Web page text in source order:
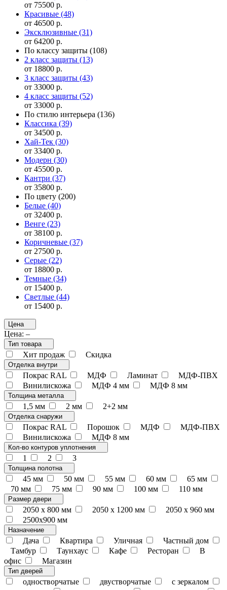
от 75500 р.
Красивые (48)
от 46500 р.
Эксклюзивные (31)
от 64200 р.
По классу защиты (108)
2 класс защиты (13)
от 18800 р.
3 класс защиты (43)
от 33000 р.
4 класс защиты (52)
от 33000 р.
По стилю интерьера (136)
Классика (39)
от 34500 р.
Хай-Тек (30)
от 33400 р.
Модерн (30)
от 45500 р.
Кантри (37)
от 35800 р.
По цвету (200)
Белые (40)
от 32400 р.
Венге (23)
от 38100 р.
Коричневые (37)
от 27500 р.
Серые (22)
от 18800 р.
Темные (34)
от 15400 р.
Светлые (44)
от 15400 р.
Цена
Цена: –
Тип товара
Хит продаж Скидка
Отделка внутри
Покрас RAL МДФ Ламинат
МДФ-ПВХ
Винилискожа
МДФ 4 мм МДФ 8 мм
Толщина металла
1,5 мм 2 мм 2+2 мм
Отделка снаружи
Покрас RAL Порошок МДФ
МДФ-ПВХ
Винилискожа
МДФ 8 мм
Кол-во контуров уплотнения
1 2 3
Толщина полотна
45 мм 50 мм 55 мм 60 мм
65 мм
70 мм
75 мм 90 мм 100 мм 110 мм
Размер двери
2050 x 800 мм 2050 x 1200 мм
2050 х 960 мм
2500х900 мм
Назначение
Дача Квартира Уличная
Частный дом
Тамбур
Таунхаус Кафе Ресторан
В
офис
Магазин
Тип дверей
одностворчатые двустворчатые
с зеркалом